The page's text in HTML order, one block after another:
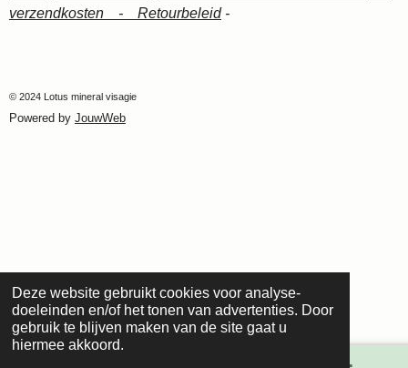
Deze website gebruikt cookies voor analyse-
doeleinden en/of het tonen van advertenties. Door
gebruik te blijven maken van de site gaat u
hiermee akkoord.
verzendkosten - Retourbeleid-
© 2024 Lotus mineral visagie
Powered by JouwWeb